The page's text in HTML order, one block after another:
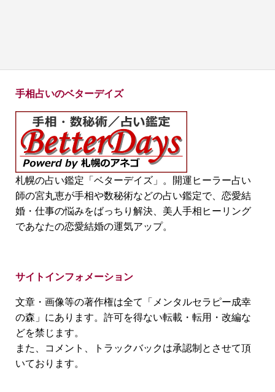
手相占いのベターデイズ
札幌の占い鑑定「ベターデイズ」。開運ヒーラー占い
師の宮丸恵が手相や数秘術などの占い鑑定で、恋愛結
婚・仕事の悩みをばっちり解決、美人手相ヒーリング
であなたの恋愛結婚の運気アップ。
サイトインフォメーション
文章・画像等の著作権は全て「メンタルセラピー成幸
の森」にあります。許可を得ない転載・転用・改編な
どを禁じます。
また、コメント、トラックバックは承認制とさせて頂
いております。